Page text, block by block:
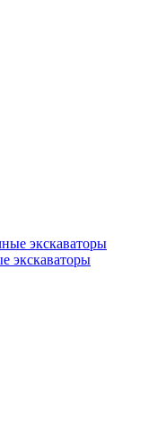
экскаваторы
экскаваторы